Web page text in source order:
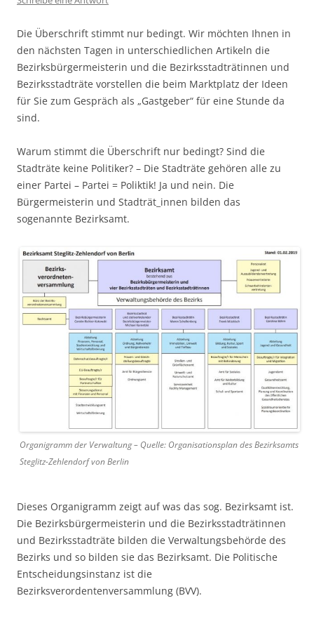
Die Überschrift stimmt nur bedingt. Wir möchten Ihnen in
den nächsten Tagen in unterschiedlichen Artikeln die
Bezirksbürgermeisterin und die Bezirksstadträtinnen und
Bezirksstadträte vorstellen die beim Marktplatz der Ideen
für Sie zum Gespräch als „Gastgeber“ für eine Stunde da
sind.
Warum stimmt die Überschrift nur bedingt? Sind die
Stadträte keine Politiker? – Die Stadträte gehören alle zu
einer Partei – Partei = Poliktik! Ja und nein. Die
Bürgermeisterin und Stadträt_innen bilden das
sogenannte Bezirksamt.
Organigramm der Verwaltung – Quelle: Organisationsplan des Bezirksamts
Steglitz-Zehlendorf von Berlin
Dieses Organigramm zeigt auf was das sog. Bezirksamt ist.
Die Bezirksbürgermeisterin und die Bezirksstadträtinnen
und Bezirksstadträte bilden die Verwaltungsbehörde des
Bezirks und so bilden sie das Bezirksamt. Die Politische
Entscheidungsinstanz ist die
Bezirksverordentenversammlung (BVV).